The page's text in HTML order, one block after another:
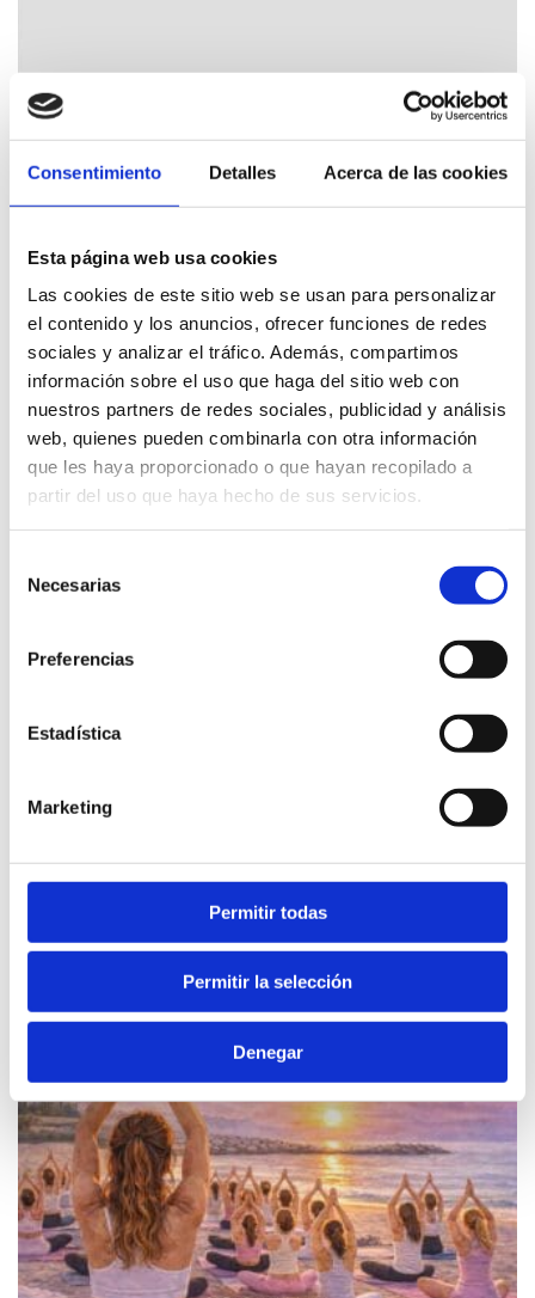
Consentimiento Detalles Acerca de las cookies
Esta página web usa cookies
Las cookies de este sitio web se usan para personalizar
el contenido y los anuncios, ofrecer funciones de redes
sociales y analizar el tráfico. Además, compartimos
información sobre el uso que haga del sitio web con
nuestros partners de redes sociales, publicidad y análisis
web, quienes pueden combinarla con otra información
que les haya proporcionado o que hayan recopilado a
partir del uso que haya hecho de sus servicios.
Necesarias
Preferencias
Estadística
Marketing
Permitir todas
Permitir la selección
Denegar
Journées de la citrouille
Jornades gastronòmiques mengem a Vila-Real,
OCTOBER 2024